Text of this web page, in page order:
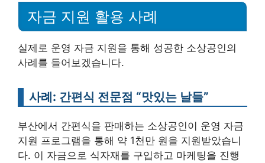
자금 지원 활용 사례
실제로 운영 자금 지원을 통해 성공한 소상공인의
사례를 들어보겠습니다.
사례: 간편식 전문점 “맛있는 날들”
부산에서 간편식을 판매하는 소상공인이 운영 자금
지원 프로그램을 통해 약 1천만 원을 지원받았습니
다. 이 자금으로 식자재를 구입하고 마케팅을 진행